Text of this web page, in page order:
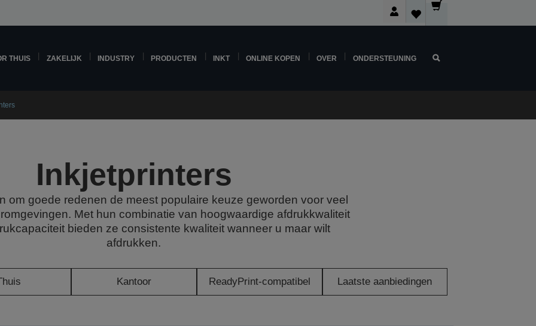
THUIS ZAKELIJK INDUSTRY PRODUCTEN INKT ONLINE KOPEN OVER ONDERSTEUNING
Inkjetprinters
om goede redenen de meest populaire keuze geworden voor veel
Met hun combinatie van hoogwaardige afdrukkwaliteit
bieden ze consistente kwaliteit wanneer u maar wilt
afdrukken.
Kantoor ReadyPrint-compatibel Laatste aanbiedingen